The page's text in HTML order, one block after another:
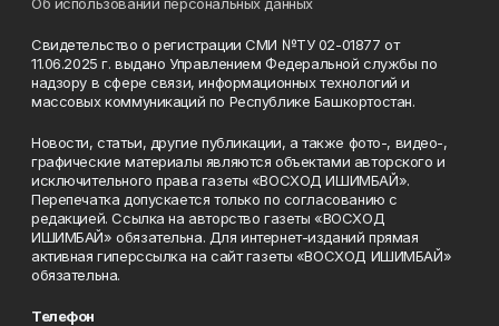
Свидетельство о регистрации СМИ №ТУ 02-01877 от
11.06.2025 г. выдано Управлением Федеральной службы по
надзору в сфере связи, информационных технологий и
массовых коммуникаций по Республике Башкортостан.
Новости, статьи, другие публикации, а также фото-, видео-,
графические материалы являются объектами авторского и
исключительного права газеты «ВОСХОД ИШИМБАЙ».
Перепечатка допускается только по согласованию с
редакцией. Ссылка на авторство газеты «ВОСХОД
ИШИМБАЙ» обязательна. Для интернет-изданий прямая
активная гиперссылка на сайт газеты «ВОСХОД ИШИМБАЙ»
обязательна.
Телефон